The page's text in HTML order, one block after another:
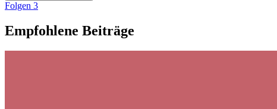
Folgen 3
Empfohlene Beiträge